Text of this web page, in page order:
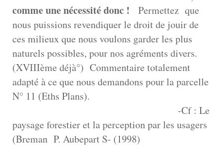
comme une nécessité donc ! Permettez que
nous puissions revendiquer le droit de jouir de
ces milieux que nous voulons garder les plus
naturels possibles, pour nos agréments divers.
(XVIIIème déjà°) Commentaire totalement
adapté à ce que nous demandons pour la parcelle
N° 11 (Eths Plans).
-Cf : Le
paysage forestier et la perception par les usagers
(Breman P. Aubepart S- (1998)